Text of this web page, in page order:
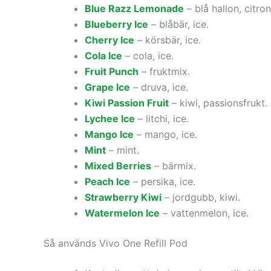
Blue Razz Lemonade – blå hallon,
Blueberry Ice – blåbär, ice.
Cherry Ice – körsbär, ice.
Cola Ice – cola, ice.
Fruit Punch – fruktmix.
Grape Ice – druva, ice.
Kiwi Passion Fruit – kiwi, passionsfrukt.
Lychee Ice – litchi, ice.
Mango Ice – mango, ice.
Mint – mint.
Mixed Berries – bärmix.
Peach Ice – persika, ice.
Strawberry Kiwi – jordgubb, kiwi.
Watermelon Ice – vattenmelon, ice.
Så används Vivo One Refill Pod